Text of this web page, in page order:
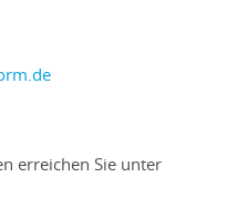
erreichen Sie unter